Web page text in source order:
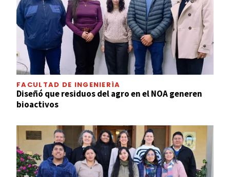
FACULTAD DE INGENIERÍA
Diseñó que residuos del agro en el NOA generen
bioactivos